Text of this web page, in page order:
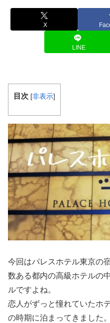
X
LINE
目次 [非表示]
今回はパレスホテル東京の
数ある都内の高級ホテルの
ルですよね。
恋人がずっと憧れていたホ
の時期に泊まってきました。